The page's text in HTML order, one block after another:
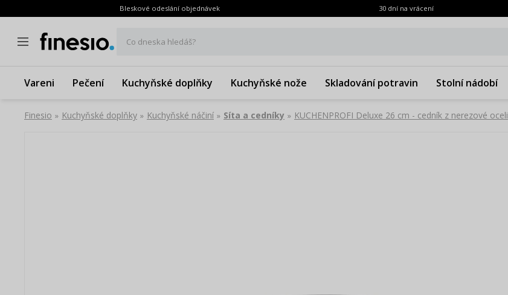
Bleskové odeslání objednávek 30 dní na vrácení
Co dneska hledáš?
Vareni Pečení Kuchyňské doplňky Kuchyňské nože Skladování potravin Stolní nádobí
Finesio » Kuchyňské doplňky » Kuchyňské náčiní » Síta a cedníky » KUCHENPROFI Deluxe 26 cm - cedník z nerezové oceli